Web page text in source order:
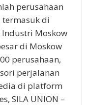
perusahaan
termasuk di
Moskow
di Moskow
perusahaan,
perjalanan
di platform
SILA UNION –